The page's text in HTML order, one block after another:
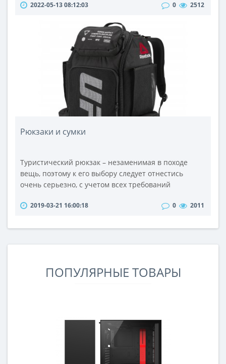
крупных городах за благосклонность потребителя
предоставляющих доступ к сети. Как же определить
лучшего интернет-провайдера? Рассмотрим
следующие объективные критерии.1. Технология
2022-05-13 08:12:03 0 2512
Рюкзаки и сумки
Туристический рюкзак – незаменимая в походе
вещь, поэтому к его выбору следует отнестись
очень серьезно, с учетом всех требований
От этого во многом будет зависеть Ваше настроение
рюкзаков являются экспедиционные, треккинговые,
2019-03-21 16:00:18 0 2011
ПОПУЛЯРНЫЕ ТОВАРЫ